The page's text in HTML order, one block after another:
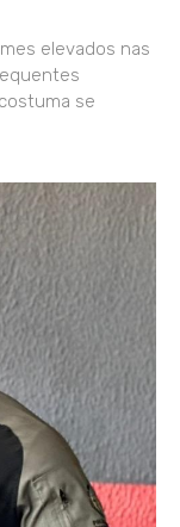
elevados nas
se